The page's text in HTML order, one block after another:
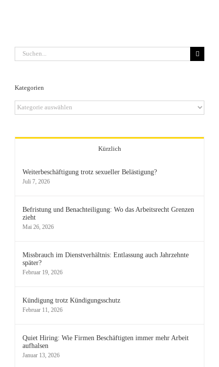
Suche
nach:
Kategorien
Kategorien
Kürzlich
Weiterbeschäftigung trotz sexueller Belästigung?
Juli 7, 2026
Befristung und Benachteiligung: Wo das Arbeitsrecht Grenzen
zieht
Mai 26, 2026
Missbrauch im Dienstverhältnis: Entlassung auch Jahrzehnte
später?
Februar 19, 2026
Kündigung trotz Kündigungsschutz
Februar 11, 2026
Quiet Hiring: Wie Firmen Beschäftigten immer mehr Arbeit
aufhalsen
Januar 13, 2026